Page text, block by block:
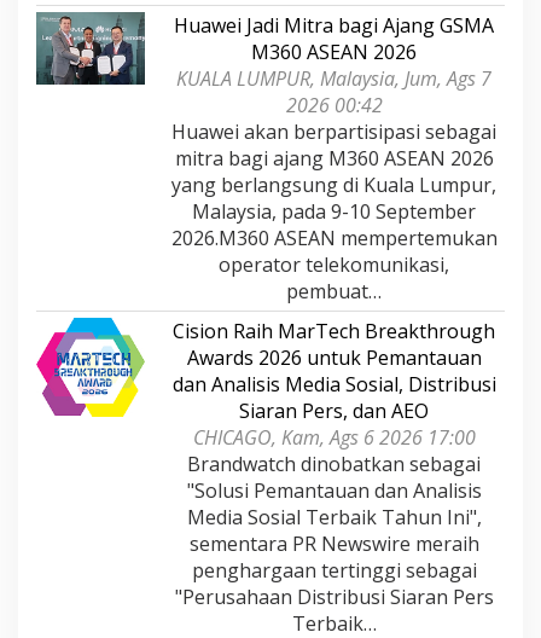
Huawei Jadi Mitra bagi Ajang GSMA
M360 ASEAN 2026
KUALA LUMPUR, Malaysia, Jum, Ags 7
2026 00:42
Huawei akan berpartisipasi sebagai
mitra bagi ajang M360 ASEAN 2026
yang berlangsung di Kuala Lumpur,
Malaysia, pada 9-10 September
2026.M360 ASEAN mempertemukan
operator telekomunikasi,
pembuat…
Cision Raih MarTech Breakthrough
Awards 2026 untuk Pemantauan
dan Analisis Media Sosial, Distribusi
Siaran Pers, dan AEO
CHICAGO, Kam, Ags 6 2026 17:00
Brandwatch dinobatkan sebagai
"Solusi Pemantauan dan Analisis
Media Sosial Terbaik Tahun Ini",
sementara PR Newswire meraih
penghargaan tertinggi sebagai
"Perusahaan Distribusi Siaran Pers
Terbaik…